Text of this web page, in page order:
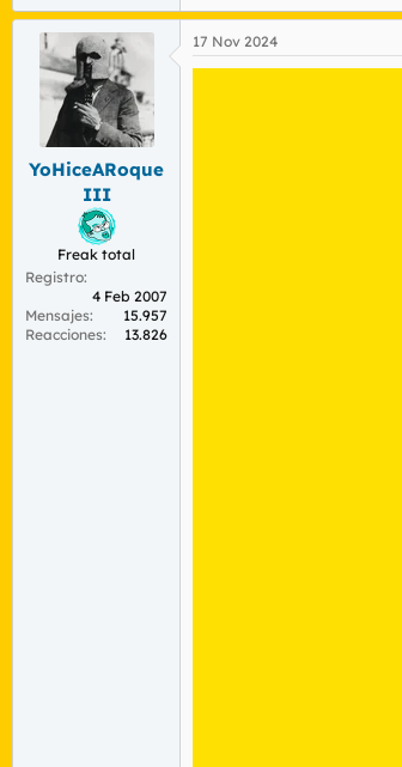
e
a
c
c
YoHiceARoque
III
Freak total
Registro
4 Feb 2007
Mensajes
15.957
Reacciones
13.826
17 Nov 2024